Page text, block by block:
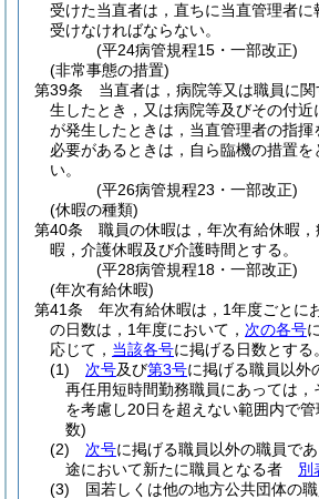
受けた当直者は，直ちに当直管理者に
受けなければならない。
(平24病管規程15・一部改正)
(非常事態の措置)
第39条
当直者は，病院等又は職員に
生したとき，又は病院等及びその付
が発生したときは，当直管理者の指揮
必要があるときは，自ら臨機の措置
い。
(平26病管規程23・一部改正)
(休暇の種類)
第40条
職員の休暇は，年次有給休暇
暇，介護休暇及び介護時間とする。
(平28病管規程18・一部改正)
(年次有給休暇)
第41条
年次有給休暇は，1年度ごとに
の日数は，1年度において， 次の各号
応じて， 当該各号に掲げる日数とする。
(1)
次号及び第3号に掲げる職員以
再任用短時間勤務職員にあっては
を考慮し20日を超えない範囲内で
数)
(2)
次号に掲げる職員以外の職員で
途において新たに職員となる者 別
(3)
国若しくは他の地方公共団体の